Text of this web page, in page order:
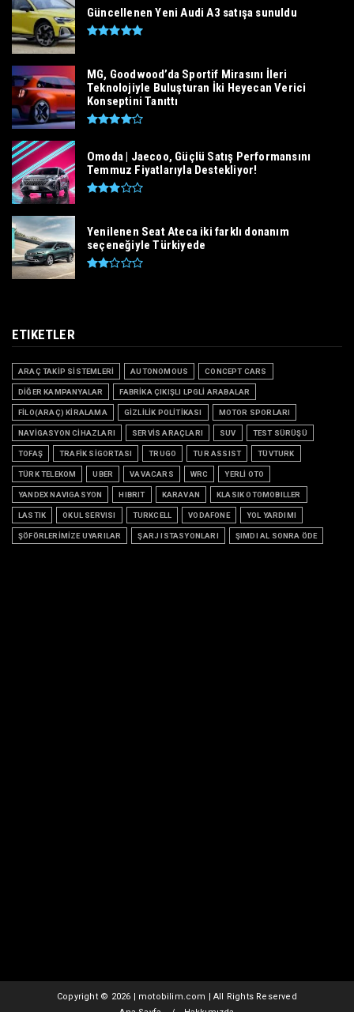
Güncellenen Yeni Audi A3 satışa sunuldu
MG, Goodwood’da Sportif Mirasını İleri
Teknolojiyle Buluşturan İki Heyecan Verici
Konseptini Tanıttı
Omoda | Jaecoo, Güçlü Satış Performansını
Temmuz Fiyatlarıyla Destekliyor!
Yenilenen Seat Ateca iki farklı donanım
seçeneğiyle Türkiyede
ETIKETLER
ARAÇ TAKİP SİSTEMLERİ AUTONOMOUS CONCEPT CARS
DİĞER KAMPANYALAR FABRİKA ÇIKIŞLI LPGLİ ARABALAR
FİLO(ARAÇ) KİRALAMA GİZLİLİK POLİTİKASI MOTOR SPORLARI
NAVİGASYON CİHAZLARI SERVİS ARAÇLARI SUV TEST SÜRÜŞÜ
TOFAŞ TRAFİK SİGORTASI TRUGO TUR ASSIST TÜVTURK
TÜRK TELEKOM UBER VAVACARS WRC YERLİ OTO
YANDEX NAVIGASYON HIBRIT KARAVAN KLASIK OTOMOBILLER
LASTIK OKUL SERVISI TURKCELL VODAFONE YOL YARDIMI
ŞÖFÖRLERİMİZE UYARILAR ŞARJ ISTASYONLARI ŞIMDI AL SONRA ÖDE
Copyright © 2026 | motobilim.com | All Rights Reserved